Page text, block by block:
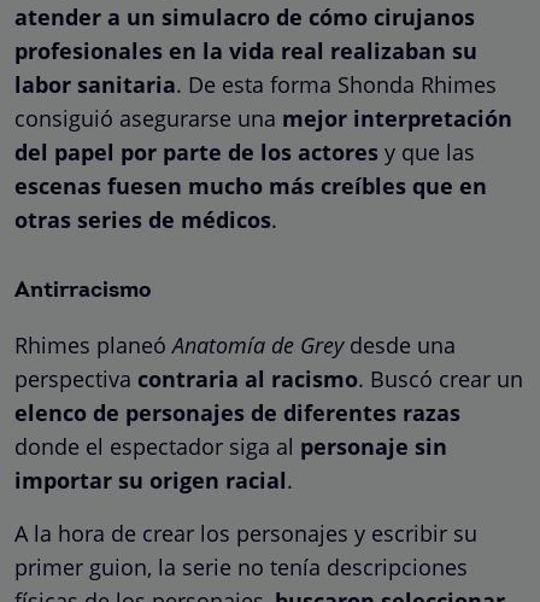
atender a un simulacro de cómo cirujanos
profesionales en la vida real realizaban su
labor sanitaria. De esta forma Shonda Rhimes
consiguió asegurarse una mejor interpretación
del papel por parte de los actores y que las
escenas fuesen mucho más creíbles que en
otras series de médicos.
Antirracismo
Rhimes planeóAnatomía de Greydesde una
perspectiva contraria al racismo. Buscó crear un
elenco de personajes de diferentes razas
donde el espectador siga al personaje sin
importar su origen racial.
A la hora de crear los personajes y escribir su
primer guion, la serie no tenía descripciones